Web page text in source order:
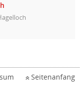
Seitenanfang